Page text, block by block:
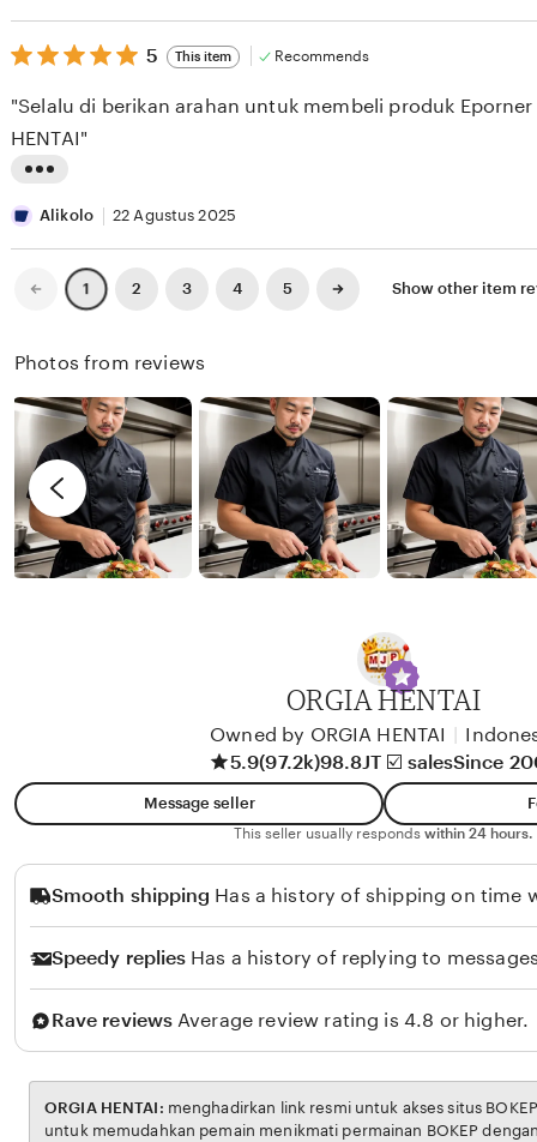
y
A
E
S
E
K
e
v
e
w
y
X
X
I
s
t
n
g
e
v
y
R
e
n
d
y
5
out
5
stars
5 This item Recommends
i
s
r
e
i
e
w
l
o
"Selalu di berikan arahan untuk membeli produk Eporner
HENTAI"
Alikolo 22 Agustus 2025
Previous
page
1 2 3 4 5
Next
page
Show other item
Photos from reviews
ORGIA HENTAI
Owned by ORGIA HENTAI
5.9(97.2k)98.8JT ☑️ salesSince
Message seller
This seller usually responds within 24 hours.
Smooth shipping Has a history of shipping on time
Speedy replies Has a history of replying to
Rave reviews Average review rating is 4.8 or higher.
ORGIA HENTAI:
untuk memudahkan pemain menikmati permainan BOKEP dengan aman dan transparan,